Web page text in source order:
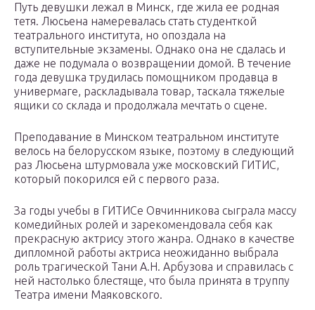
Путь девушки лежал в Минск, где жила ее родная
тетя. Люсьена намеревалась стать студенткой
театрального института, но опоздала на
вступительные экзамены. Однако она не сдалась и
даже не подумала о возвращении домой. В течение
года девушка трудилась помощником продавца в
универмаге, раскладывала товар, таскала тяжелые
ящики со склада и продолжала мечтать о сцене.
Преподавание в Минском театральном институте
велось на белорусском языке, поэтому в следующий
раз Люсьена штурмовала уже московский ГИТИС,
который покорился ей с первого раза.
За годы учебы в ГИТИСе Овчинникова сыграла массу
комедийных ролей и зарекомендовала себя как
прекрасную актрису этого жанра. Однако в качестве
дипломной работы актриса неожиданно выбрала
роль трагической Тани А.Н. Арбузова и справилась с
ней настолько блестяще, что была принята в труппу
Театра имени Маяковского.